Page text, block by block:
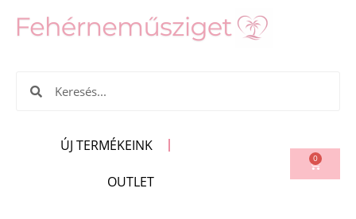
ÚJ TERMÉKEINK
OUTLET
0